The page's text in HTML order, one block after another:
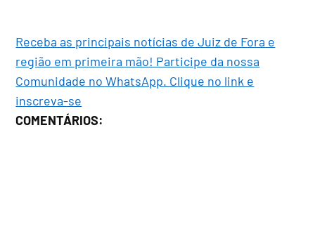
Receba as principais notícias de Juiz de Fora e
região em primeira mão! Participe da nossa
Comunidade no WhatsApp. Clique no link e
inscreva-se
COMENTÁRIOS: